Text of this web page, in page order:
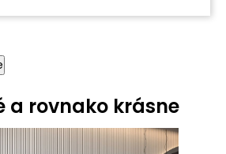
a rovnako krásne